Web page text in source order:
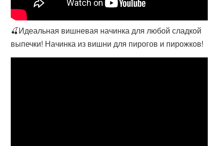
🍒Идеальная вишневая начинка для любой сладкой
выпечки! Начинка из вишни для пирогов и пирожков!